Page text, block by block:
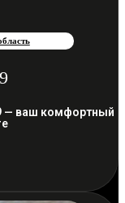
— ваш комфортный